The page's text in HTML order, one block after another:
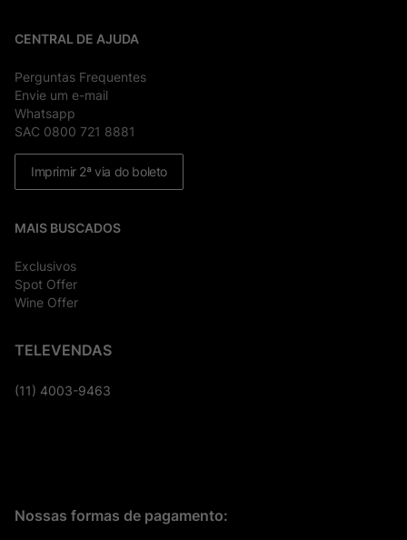
CENTRAL DE AJUDA
Perguntas Frequentes
Envie um e-mail
Whatsapp
SAC 0800 721 8881
Imprimir 2ª via do boleto
MAIS BUSCADOS
Exclusivos
Spot Offer
Wine Offer
TELEVENDAS
(11) 4003-9463
Nossas formas de pagamento: